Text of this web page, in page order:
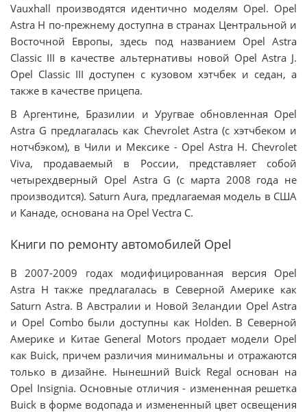
Vauxhall производятся идентично моделям Opel. Opel
Astra H по-прежнему доступна в странах Центральной и
Восточной Европы, здесь под названием Opel Astra
Classic III в качестве альтернативы новой Opel Astra J.
Opel Classic III доступен с кузовом хэтчбек и седан, а
также в качестве прицепа.
В Аргентине, Бразилии и Уругвае обновленная Opel
Astra G предлагалась как Chevrolet Astra (с хэтчбеком и
нотчбэком), в Чили и Мексике - Opel Astra H. Chevrolet
Viva, продаваемый в России, представляет собой
четырехдверный Opel Astra G (с марта 2008 года не
производится). Saturn Aura, предлагаемая модель в США
и Канаде, основана на Opel Vectra C.
Книги по ремонту автомобилей Opel
В 2007-2009 годах модифицированная версия Opel
Astra H также предлагалась в Северной Америке как
Saturn Astra. В Австралии и Новой Зеландии Opel Astra
и Opel Combo были доступны как Holden. В Северной
Америке и Китае General Motors продает модели Opel
как Buick, причем различия минимальны и отражаются
только в дизайне. Нынешний Buick Regal основан на
Opel Insignia. Основные отличия - измененная решетка
Buick в форме водопада и измененный цвет освещения